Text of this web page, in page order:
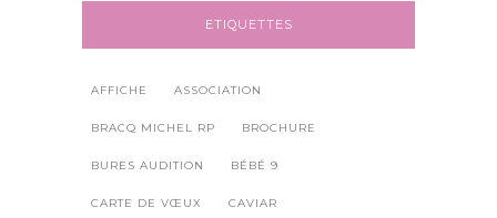
ETIQUETTES
AFFICHE ASSOCIATION
BRACQ MICHEL RP BROCHURE
BURES AUDITION BÉBÉ 9
CARTE DE VŒUX CAVIAR